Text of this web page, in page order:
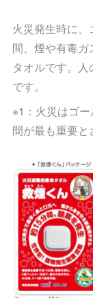
火災発生時に
間、煙や有毒
タオルです。
です。
※1：火災はゴ
間が最も重要と